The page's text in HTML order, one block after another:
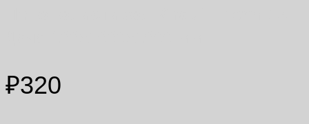
₽320